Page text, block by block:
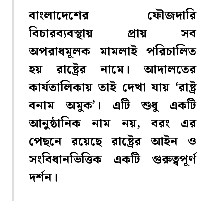
বাংলাদেশের ফৌজদারি
বিচারব্যবস্থায় প্রায় সব
অপরাধমূলক মামলাই পরিচালিত
হয় রাষ্ট্রের নামে। আদালতের
কার্যতালিকায় তাই দেখা যায় ‘রাষ্ট্র
বনাম অমুক’। এটি শুধু একটি
আনুষ্ঠানিক নাম নয়, বরং এর
পেছনে রয়েছে রাষ্ট্রের আইন ও
সংবিধানভিত্তিক একটি গুরুত্বপূর্ণ
দর্শন।